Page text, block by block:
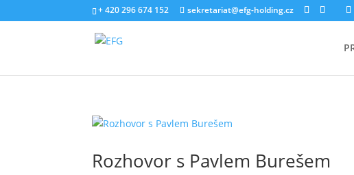
+ 420 296 674 152 sekretariat@efg-holding.cz
Rozhovor s Pavlem Burešem